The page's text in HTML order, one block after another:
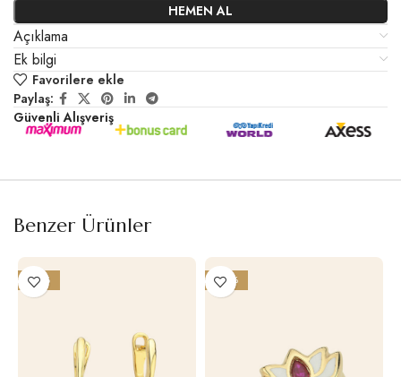
HEMEN AL
Açıklama
Ek bilgi
Favorilere ekle
Paylaş:
Güvenli Alışveriş
Benzer Ürünler
-25% -26%